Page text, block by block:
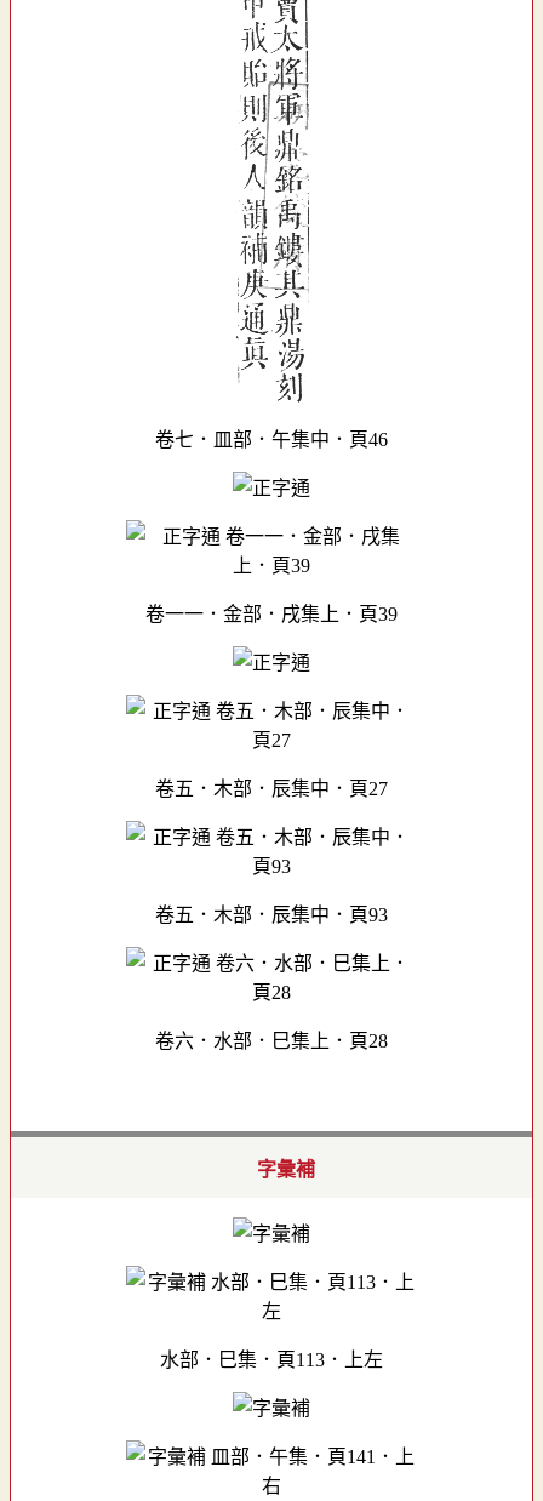
卷七．皿部．午集中．頁46
卷一一．金部．戌集上．頁39
卷五．木部．辰集中．頁27
卷五．木部．辰集中．頁93
卷六．水部．巳集上．頁28
字彙補
水部．巳集．頁113．上左